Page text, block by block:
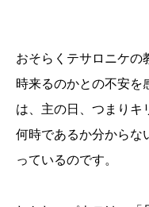
おそらくテサロニケの
時来るのかとの不安を
は、主の日、つまりキ
何時であるか分からな
っているのです。